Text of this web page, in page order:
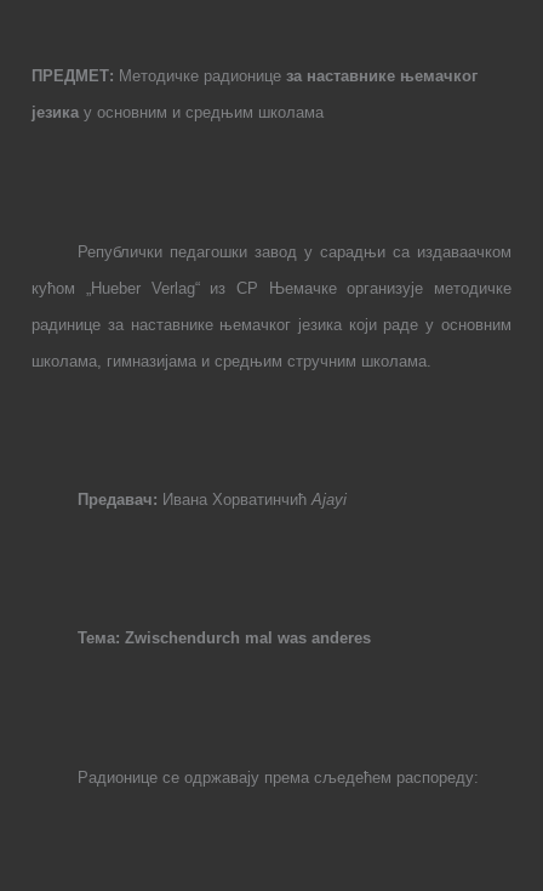
ПРЕДМЕТ: Методичке радионицеза наставнике њемачког
језика у основним и средњим школама
Републички педагошки завод у сарадњи са издаваачком
кућом „ Hueber Verlag“ из СР Њемачке организује методичке
радинице за наставнике њемачког језика који раде у основним
школама, гимназијама и средњим стручним школама.
Предавач: Ивана ХорватинчићАјаyi
Тема: Zwischendurch mal was anderes
Радионице се одржавају према сљедећем распореду: